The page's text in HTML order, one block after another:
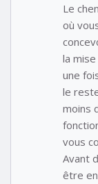
Le
où
la
une
le
moins
vous
Avant
être